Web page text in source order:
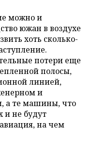
можно и
южан в воздухе
хоть сколько-
потери еще
полосы,
линией,
и
а те машины, что
и не будут
на чем